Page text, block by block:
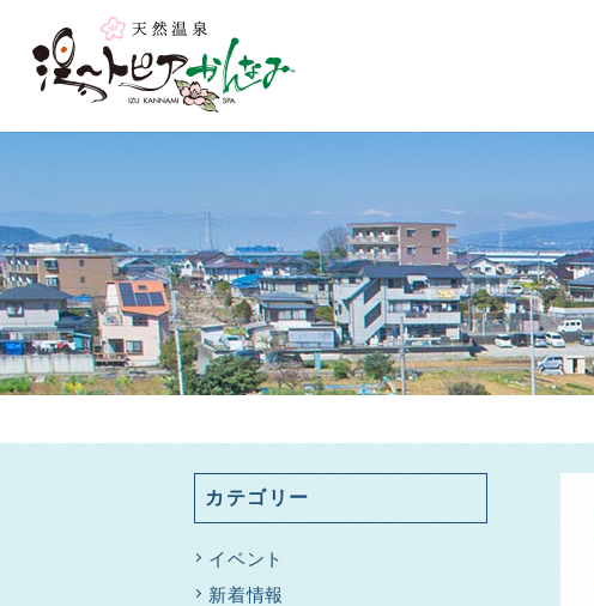
カテゴリー
イベント
新着情報